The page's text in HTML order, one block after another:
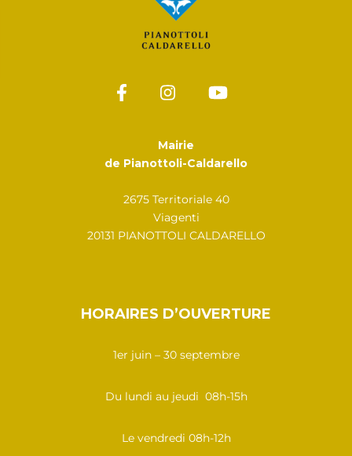
Mairie
de Pianottoli-Caldarello
2675 Territoriale 40
Viagenti
20131 PIANOTTOLI CALDARELLO
HORAIRES D’OUVERTURE
1er juin – 30 septembre
Du lundi au jeudi 08h-15h
Le vendredi 08h-12h